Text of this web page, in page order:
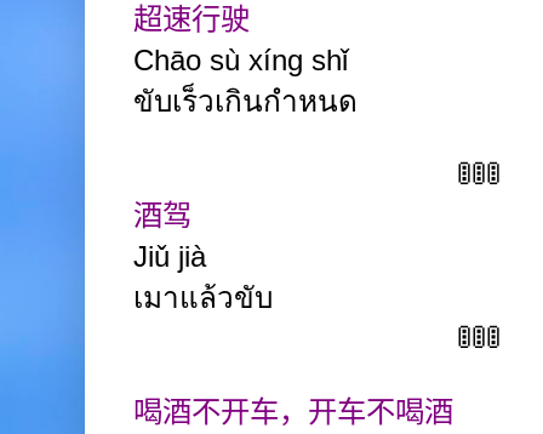
超速行驶
Chāo sù xíng shǐ
ขับเร็วเกินกำหนด
🚦🚦🚦
酒驾
Jiǔ jià
เมาแล้วขับ
🚦🚦🚦
喝酒不开车，开车不喝酒